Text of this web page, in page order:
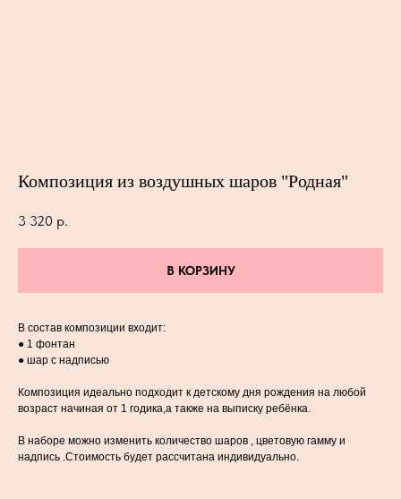
Композиция из воздушных шаров "Родная"
3 320 р.
В КОРЗИНУ
В состав композиции входит:
● 1 фонтан
● шар с надписью
Композиция идеально подходит к детскому дня рождения на любой
возраст начиная от 1 годика,а также на выписку ребёнка.
В наборе можно изменить количество шаров , цветовую гамму и
надпись .Стоимость будет рассчитана индивидуально.